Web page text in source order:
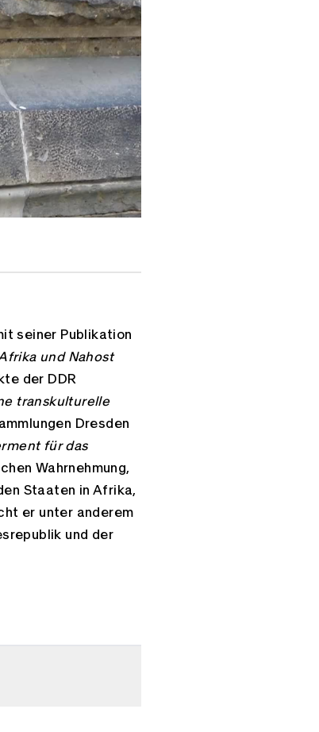
seiner Publikation
und Nahost
der DDR
transkulturelle
Dresden
für das
Wahrnehmung,
Staaten in Afrika,
er unter anderem
und der